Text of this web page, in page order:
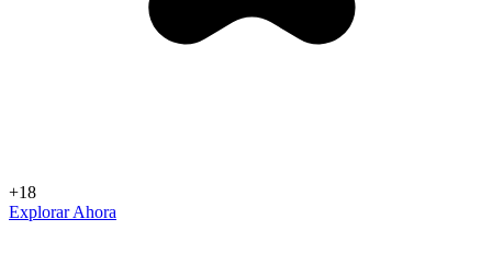
+18
Explorar Ahora